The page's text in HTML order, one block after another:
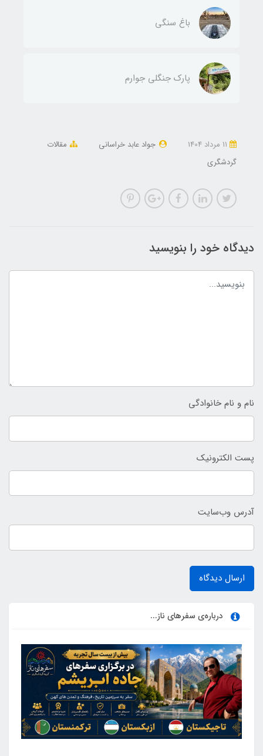
باغ سنگی
پارک جنگلی جوارم
جواد عابد خراسانی
مقالات
گردشگری
دیدگاه خود را بنویسید
نام و نام خانوادگی
پست الکترونیک
آدرس وب‌سایت
ارسال دیدگاه
درباره‌ی سفرهای ناز...